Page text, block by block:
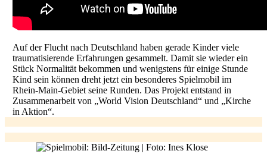
Auf der Flucht nach Deutschland haben gerade Kinder viele
traumatisierende Erfahrungen gesammelt. Damit sie wieder ein
Stück Normalität bekommen und wenigstens für einige Stunde
Kind sein können dreht jetzt ein besonderes Spielmobil im
Rhein-Main-Gebiet seine Runden. Das Projekt entstand in
Zusammenarbeit von „World Vision Deutschland“ und „Kirche
in Aktion“.